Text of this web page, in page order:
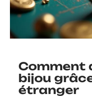
Comment
bijou
étranger